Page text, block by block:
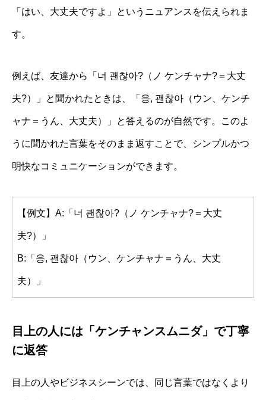
「はい、大丈夫ですよ」というニュアンスを伝えられま
す。
例えば、友達から「너 괜찮아?（ノ ケンチャナ?＝大丈
夫?）」と聞かれたときは、「응, 괜찮아（ウン、ケンチ
ャナ＝うん、大丈夫）」と答えるのが自然です。このよ
うに聞かれた言葉をそのまま返すことで、シンプルかつ
明快なコミュニケーションができます。
【例文】A:「너 괜찮아?（ノ ケンチャナ?＝大丈
夫?）」
B:「응, 괜찮아（ウン、ケンチャナ＝うん、大丈
夫）」
目上の人には「ケンチャンスムニダ」で丁寧
に返答
目上の人やビジネスシーンでは、同じ言葉ではなくより